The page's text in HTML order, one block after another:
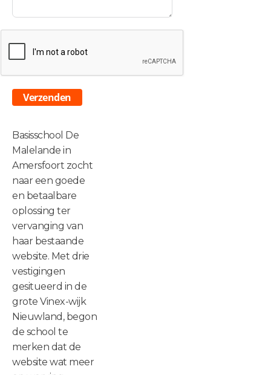
Verzenden
Basisschool De
Malelande in
Amersfoort zocht
naar een goede
en betaalbare
oplossing ter
vervanging van
haar bestaande
website. Met drie
vestigingen
gesitueerd in de
grote Vinex-wijk
Nieuwland, begon
de school te
merken dat de
website wat meer